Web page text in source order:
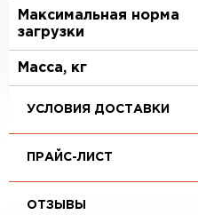
Максимальная норма
загрузки
Масса, кг
УСЛОВИЯ ДОСТАВКИ
ПРАЙС-ЛИСТ
ОТЗЫВЫ